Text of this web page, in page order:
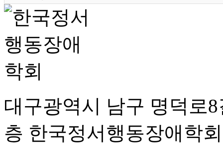
대구광역시 남구 명덕로
층 한국정서행동장애학회